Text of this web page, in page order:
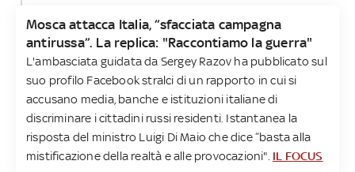
Mosca attacca Italia, “sfacciata campagna
antirussa”. La replica: "Raccontiamo la guerra"
L'ambasciata guidata da Sergey Razov ha pubblicato sul
suo profilo Facebook stralci di un rapporto in cui si
accusano media, banche e istituzioni italiane di
discriminare i cittadini russi residenti. Istantanea la
risposta del ministro Luigi Di Maio che dice “basta alla
mistificazione della realtà e alle provocazioni". IL FOCUS